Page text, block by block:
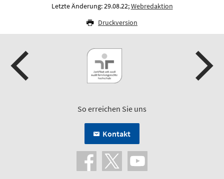
Letzte Änderung: 29.08.22;Webredaktion
Druckversion
So erreichen Sie uns
Kontakt